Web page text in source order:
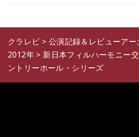
クラレビ > 公演記録＆レビューアー
2012年> 新日本フィルハーモニー
ントリーホール・シリーズ